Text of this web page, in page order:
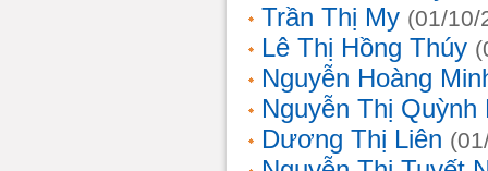
Trần Thị My (01/10/
Lê Thị Hồng Thúy
Nguyễn Hoàng
Nguyễn Thị Quỳnh
Dương Thị Liên